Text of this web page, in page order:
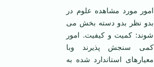
امور مورد مشاهده علوم در
بدو نظر بدو دسته بخش می
شوند: کمیت و کیفیت. امور
کمی سنجش پذیرند وبا
معیارهای استاندارد شده به